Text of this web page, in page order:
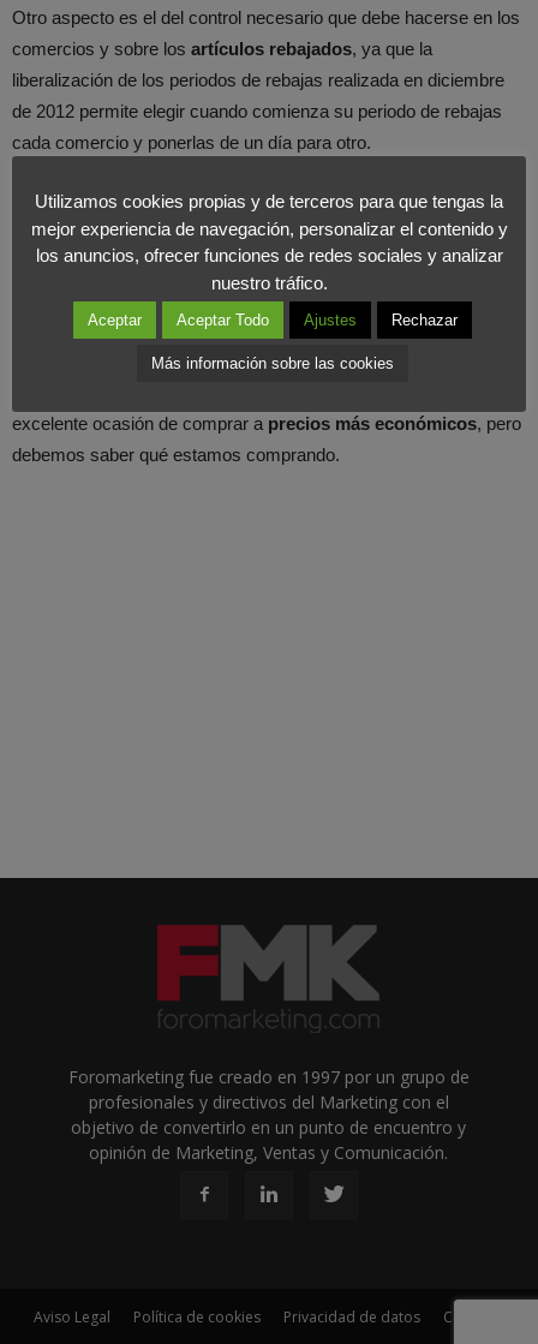
Otro aspecto es el del control necesario que debe hacerse en los
comercios y sobre los artículos rebajados, ya que la
liberalización de los periodos de rebajas realizada en diciembre
de 2012 permite elegir cuando comienza su periodo de rebajas
cada comercio y ponerlas de un día para otro.
Lo fundamental, como hemos repetido en alguna ocasión en este
portal es saber si estamos anteverdaderas rebajaso ante
productos con unprecio hinchado, un fenómeno que se ha
detectado con cierta frecuencia en el mundo de la moda o
directamente con etiquetas falseadas. El producto debe ser
exactamente el mismo que podemos obtener elresto del año
excelente ocasión de comprar a precios más económicos, pero
debemos saber qué estamos comprando.
Foromarketing fue creado en 1997 por un grupo de
profesionales y directivos del Marketing con el
objetivo de convertirlo en un punto de encuentro y
opinión de Marketing, Ventas y Comunicación.
Aviso Legal Política de cookies Privacidad de datos Contacto
Utilizamos cookies propias y de terceros para que tengas la
mejor experiencia de navegación, personalizar el contenido y
los anuncios, ofrecer funciones de redes sociales y analizar
nuestro tráfico.
Aceptar Aceptar Todo Ajustes Rechazar
Más información sobre las cookies